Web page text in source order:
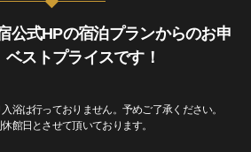
公式HPの宿泊プランからのお申
ベストプライスです！
浴は行っておりません。予めご了承ください。
館日とさせて頂いております。